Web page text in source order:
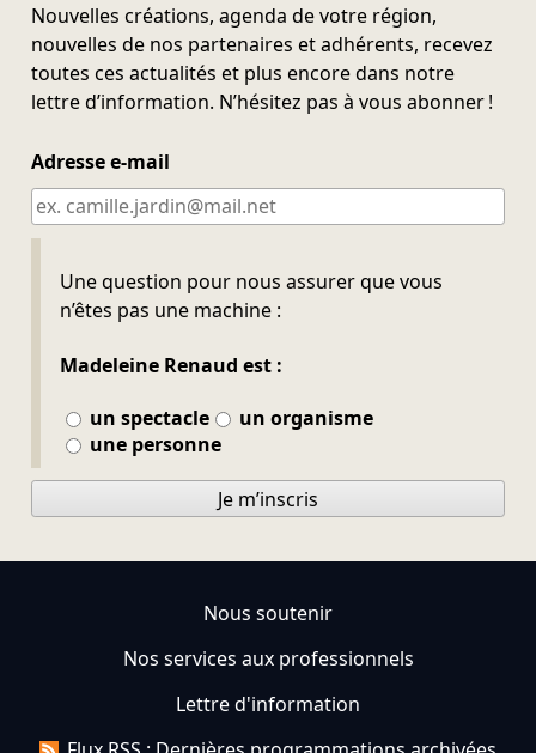
Nouvelles créations, agenda de votre région,
nouvelles de nos partenaires et adhérents, recevez
toutes ces actualités et plus encore dans notre
lettre d’information. N’hésitez pas à vous abonner !
Adresse e-mail
Une question pour nous assurer que vous
n’êtes pas une machine :
Madeleine Renaud est :
un spectacle
un organisme
une personne
Ne pas remplir
Je m’inscris
Nous soutenir
Nos services aux professionnels
Lettre d'information